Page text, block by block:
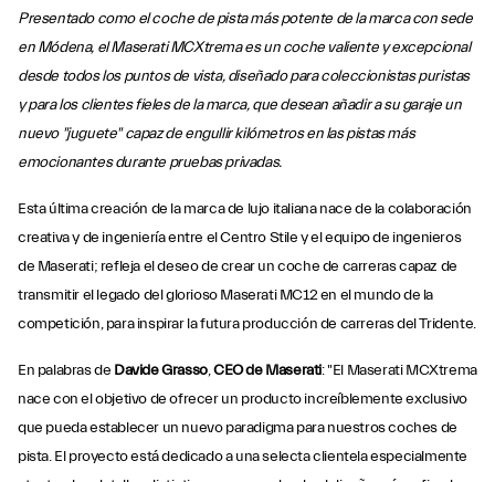
Presentado como el coche de pista más potente de la marca con sede
en Módena, el Maserati MCXtrema es un coche valiente y excepcional
desde todos los puntos de vista, diseñado para coleccionistas puristas
y para los clientes fieles de la marca, que desean añadir a su garaje un
nuevo "juguete" capaz de engullir kilómetros en las pistas más
emocionantes durante pruebas privadas.
Esta última creación de la marca de lujo italiana nace de la colaboración
creativa y de ingeniería entre el Centro Stile y el equipo de ingenieros
de Maserati; refleja el deseo de crear un coche de carreras capaz de
transmitir el legado del glorioso Maserati MC12 en el mundo de la
competición, para inspirar la futura producción de carreras del Tridente.
En palabras de Davide Grasso,CEO de Maserati: "El Maserati MCXtrema
nace con el objetivo de ofrecer un producto increíblemente exclusivo
que pueda establecer un nuevo paradigma para nuestros coches de
pista. El proyecto está dedicado a una selecta clientela especialmente